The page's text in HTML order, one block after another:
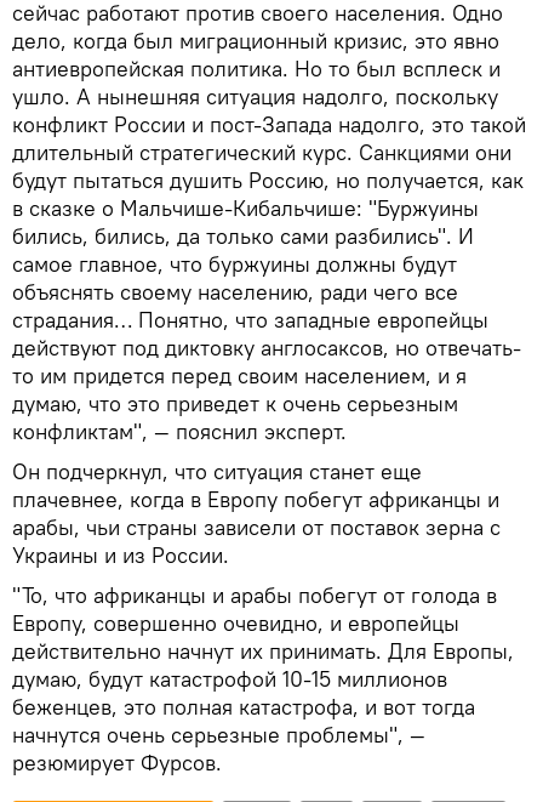
сейчас работают против своего населения. Одно
дело, когда был миграционный кризис, это явно
антиевропейская политика. Но то был всплеск и
ушло. А нынешняя ситуация надолго, поскольку
конфликт России и пост-Запада надолго, это такой
длительный стратегический курс. Санкциями они
будут пытаться душить Россию, но получается, как
в сказке о Мальчише-Кибальчише: "Буржуины
бились, бились, да только сами разбились". И
самое главное, что буржуины должны будут
объяснять своему населению, ради чего все
страдания… Понятно, что западные европейцы
действуют под диктовку англосаксов, но отвечать-
то им придется перед своим населением, и я
думаю, что это приведет к очень серьезным
конфликтам", ― пояснил эксперт.
Он подчеркнул, что ситуация станет еще
плачевнее, когда в Европу побегут африканцы и
арабы, чьи страны зависели от поставок зерна с
Украины и из России.
"То, что африканцы и арабы побегут от голода в
Европу, совершенно очевидно, и европейцы
действительно начнут их принимать. Для Европы,
думаю, будут катастрофой 10-15 миллионов
беженцев, это полная катастрофа, и вот тогда
начнутся очень серьезные проблемы", ―
резюмирует Фурсов.